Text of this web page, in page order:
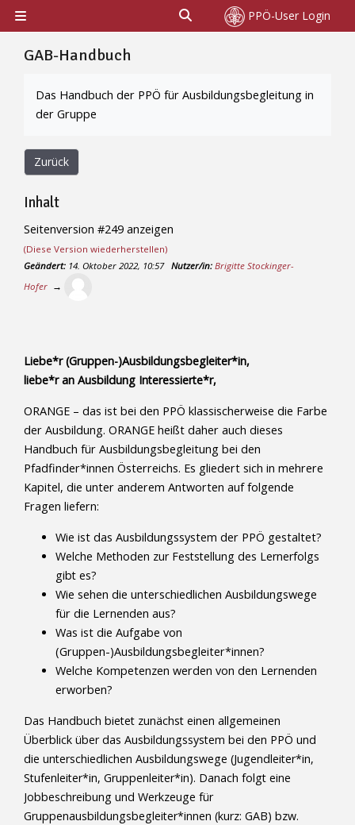
Zum Hauptinhalt
Website-Übersicht
Sucheingabe umschalten
PPÖ-User Login
GAB-Handbuch
Das Handbuch der PPÖ für Ausbildungsbegleitung in
der Gruppe
Zurück
Inhalt
Seitenversion #249 anzeigen
(Diese Version wiederherstellen)
Geändert: 14. Oktober 2022, 10:57 Nutzer/in: Brigitte Stockinger-
Hofer →
Liebe*r (Gruppen-)Ausbildungsbegleiter*in,
liebe*r an Ausbildung Interessierte*r,
ORANGE – das ist bei den PPÖ klassischerweise die Farbe
der Ausbildung. ORANGE heißt daher auch dieses
Handbuch für Ausbildungsbegleitung bei den
Pfadfinder*innen Österreichs. Es gliedert sich in mehrere
Kapitel, die unter anderem Antworten auf folgende
Fragen liefern:
Wie ist das Ausbildungssystem der PPÖ gestaltet?
Welche Methoden zur Feststellung des Lernerfolgs
gibt es?
Wie sehen die unterschiedlichen Ausbildungswege
für die Lernenden aus?
Was ist die Aufgabe von
(Gruppen-)Ausbildungsbegleiter*innen?
Welche Kompetenzen werden von den Lernenden
erworben?
Das Handbuch bietet zunächst einen allgemeinen
Überblick über das Ausbildungssystem bei den PPÖ und
die unterschiedlichen Ausbildungswege (Jugendleiter*in,
Stufenleiter*in, Gruppenleiter*in). Danach folgt eine
Jobbeschreibung und Werkzeuge für
Gruppenausbildungsbegleiter*innen (kurz: GAB) bzw.